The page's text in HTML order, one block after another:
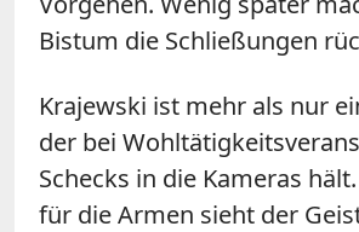
Bistum die Schließungen
Krajewski ist mehr als nur
der bei
Schecks in die Kameras
für die Armen sieht der